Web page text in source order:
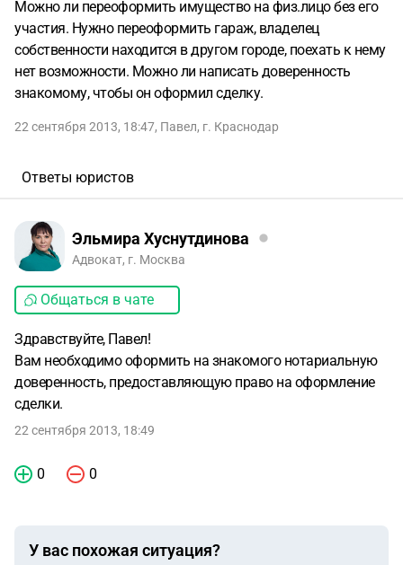
Можно ли переоформить имущество на физ.лицо без его
участия. Нужно переоформить гараж, владелец
собственности находится в другом городе, поехать к нему
нет возможности. Можно ли написать доверенность
знакомому, чтобы он оформил сделку.
22 сентября 2013, 18:47, Павел, г. Краснодар
Ответы юристов
Эльмира Хуснутдинова
Адвокат, г. Москва
Общаться в чате
Здравствуйте, Павел!
Вам необходимо оформить на знакомого нотариальную
доверенность, предоставляющую право на оформление
сделки.
22 сентября 2013, 18:49
0 0
У вас похожая ситуация?